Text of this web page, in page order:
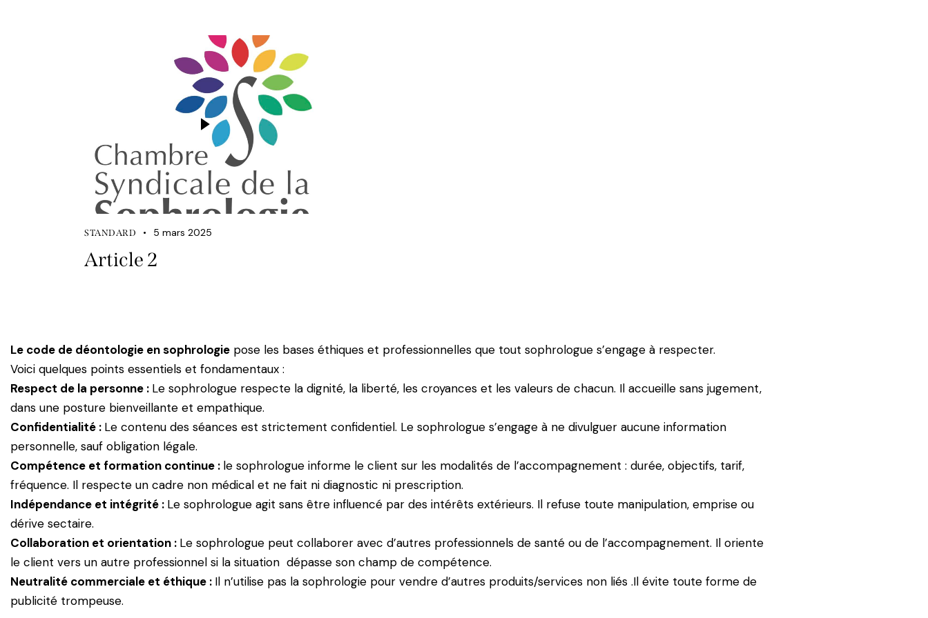
STANDARD 5 mars 2025
Article 2
Le code de déontologie en sophrologie pose les bases éthiques et professionnelles que tout sophrologue s’engage à respecter.
Voici quelques points essentiels et fondamentaux :
Respect de la personne : Le sophrologue respecte la dignité, la liberté, les croyances et les valeurs de chacun. Il accueille sans jugement,
dans une posture bienveillante et empathique.
Confidentialité : Le contenu des séances est strictement confidentiel. Le sophrologue s’engage à ne divulguer aucune information
personnelle, sauf obligation légale.
Compétence et formation continue : le sophrologue informe le client sur les modalités de l’accompagnement : durée, objectifs, tarif,
fréquence. Il respecte un cadre non médical et ne fait ni diagnostic ni prescription.
Indépendance et intégrité : Le sophrologue agit sans être influencé par des intérêts extérieurs. Il refuse toute manipulation, emprise ou
dérive sectaire.
Collaboration et orientation : Le sophrologue peut collaborer avec d’autres professionnels de santé ou de l’accompagnement. Il oriente
le client vers un autre professionnel si la situation dépasse son champ de compétence.
Neutralité commerciale et éthique : Il n’utilise pas la sophrologie pour vendre d’autres produits/services non liés .Il évite toute forme de
publicité trompeuse.